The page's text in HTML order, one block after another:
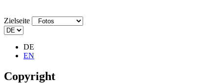
Zielseite
DE
EN
Copyright